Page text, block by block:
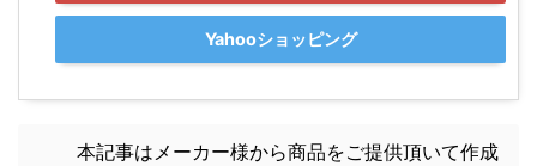
Yahooショッピング
本記事はメーカー様から商品をご提供頂いて作成